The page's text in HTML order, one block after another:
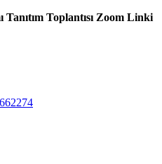
Toplantısı Zoom Linki